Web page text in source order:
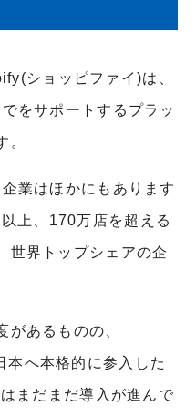
ショッピファイ)は、
をサポートするプラッ
。
業はほかにもあります
上、170万店を超える
世界トップシェアの企
があるものの、
本へ本格的に参入した
まだまだ導入が進んで